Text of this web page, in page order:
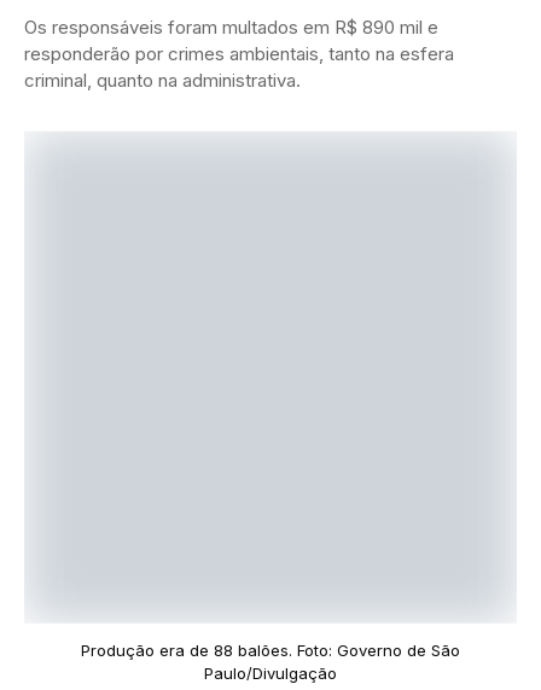
Os responsáveis foram multados em R$ 890 mil e
responderão por crimes ambientais, tanto na esfera
criminal, quanto na administrativa.
Produção era de 88 balões. Foto: Governo de São
Paulo/Divulgação